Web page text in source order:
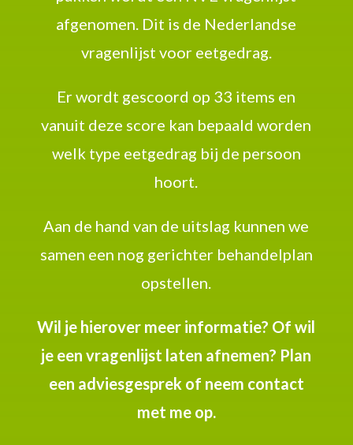
afgenomen. Dit is de Nederlandse
vragenlijst voor eetgedrag.
Er wordt gescoord op 33 items en
vanuit deze score kan bepaald worden
welk type eetgedrag bij de persoon
hoort.
Aan de hand van de uitslag kunnen we
samen een nog gerichter behandelplan
opstellen.
Wil je hierover meer informatie? Of wil
je een vragenlijst laten afnemen? Plan
een adviesgesprek of neem contact
met me op.